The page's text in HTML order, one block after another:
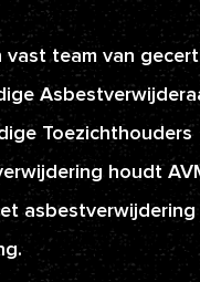
vast team van
Toezichthouders
houdt
asbestverwijdering